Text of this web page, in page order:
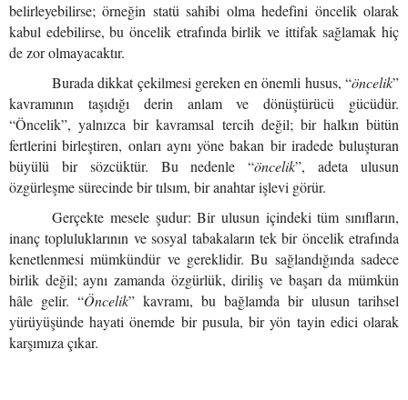
belirleyebilirse; örneğin statü sahibi olma hedefini öncelik olarak
kabul edebilirse, bu öncelik etrafında birlik ve ittifak sağlamak hiç
de zor olmayacaktır.
Burada dikkat çekilmesi gereken en önemli husus, “öncelik”
kavramının taşıdığı derin anlam ve dönüştürücü gücüdür.
“Öncelik”, yalnızca bir kavramsal tercih değil; bir halkın bütün
fertlerini birleştiren, onları aynı yöne bakan bir iradede buluşturan
büyülü bir sözcüktür. Bu nedenle “öncelik”, adeta ulusun
özgürleşme sürecinde bir tılsım, bir anahtar işlevi görür.
Gerçekte mesele şudur: Bir ulusun içindeki tüm sınıfların,
inanç topluluklarının ve sosyal tabakaların tek bir öncelik etrafında
kenetlenmesi mümkündür ve gereklidir. Bu sağlandığında sadece
birlik değil; aynı zamanda özgürlük, diriliş ve başarı da mümkün
hâle gelir. “Öncelik” kavramı, bu bağlamda bir ulusun tarihsel
yürüyüşünde hayati önemde bir pusula, bir yön tayin edici olarak
karşımıza çıkar.